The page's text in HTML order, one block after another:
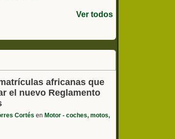
Ver todos
africanas que
el nuevo Reglamento
Cortés en Motor - coches, motos,